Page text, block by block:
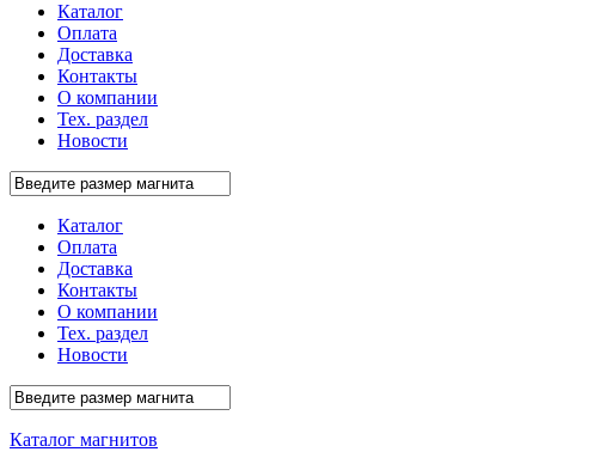
Каталог
Оплата
Доставка
Контакты
О компании
Тех. раздел
Новости
Каталог
Оплата
Доставка
Контакты
О компании
Тех. раздел
Новости
Каталог магнитов